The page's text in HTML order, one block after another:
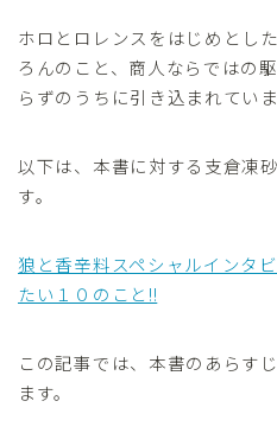
ホロとロレンスをはじめとし
ろんのこと、商人ならではの
らずのうちに引き込まれていま
以下は、本書に対する支倉凍
す。
狼と香辛料スペシャルインタ
たい１０のこと!!
この記事では、本書のあらす
ます。